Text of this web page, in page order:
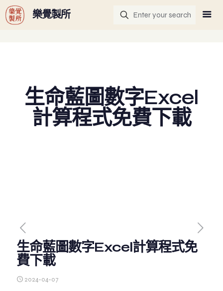
G-GHF9TLS5W3
樂覺製所
生命藍圖數字Excel
計算程式免費下載
生命藍圖數字Excel計算程式免
費下載
2024-04-07